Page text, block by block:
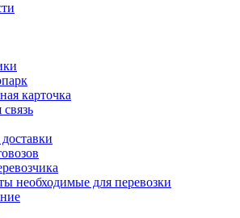
карточка
необходимые для перевозки